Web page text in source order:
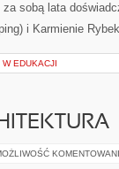
sobą lata
i Karmienie
EDUKACJI